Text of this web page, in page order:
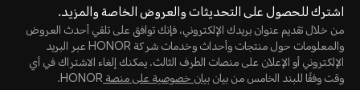
اشترك للحصول على التحديثات والعروض الخاصة والمزيد.
من خلال تقديم عنوان بريدك الإلكتروني، فإنك توافق على تلقي أحدث العروض
والمعلومات حول منتجات وأحداث وخدمات شركة HONOR عبر البريد
الإلكتروني أو الإعلان على منصات الطرف الثالث. يمكنك إلغاء الاشتراك في أي
وقت وفقًا للبند الخامس من بيانبيان خصوصية على منصةHONOR.